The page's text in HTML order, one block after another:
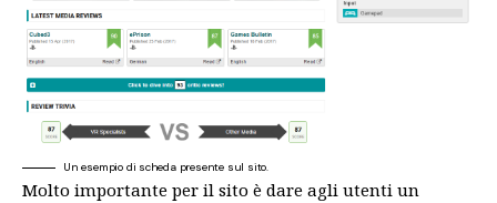
Un esempio di scheda presente sul sito.
Molto importante per il sito è dare agli utenti un